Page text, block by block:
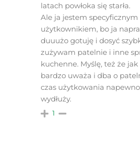
latach powłoka się starła.
Ale ja jestem specyficznym
użytkownikiem, bo ja
duuużo gotuję i dosyć
zużywam patelnie i inne
kuchenne. Myślę, też że jak
bardzo uważa i dba o
czas użytkowania
wydłuży.
1